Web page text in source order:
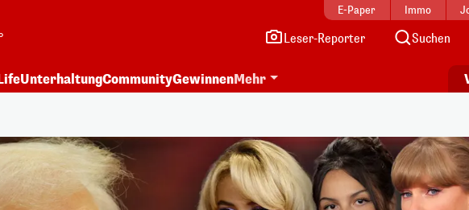
E-Paper Immo
Leser-Reporter Suchen
UnterhaltungCommunityGewinnenMehr